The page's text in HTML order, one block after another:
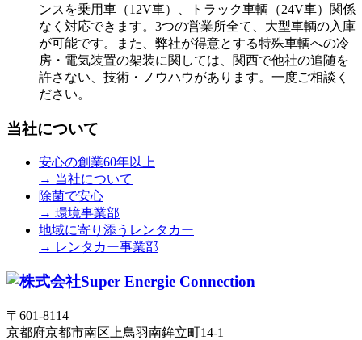
ンスを乗用車（12V車）、トラック車輌（24V車）関係
なく対応できます。3つの営業所全て、大型車輌の入庫
が可能です。また、弊社が得意とする特殊車輌への冷
房・電気装置の架装に関しては、関西で他社の追随を
許さない、技術・ノウハウがあります。一度ご相談く
ださい。
当社について
安心の創業60年以上
→ 当社について
除菌で安心
→ 環境事業部
地域に寄り添うレンタカー
→ レンタカー事業部
〒601-8114
京都府京都市南区上鳥羽南鉾立町14-1